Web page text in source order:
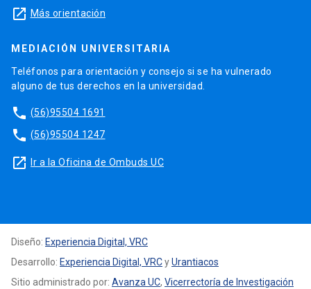
launch Más orientación
MEDIACIÓN UNIVERSITARIA
Teléfonos para orientación y consejo si se ha vulnerado
alguno de tus derechos en la universidad.
phone (56)95504 1691
phone (56)95504 1247
launch Ir a la Oficina de Ombuds UC
Diseño: Experiencia Digital, VRC
Desarrollo: Experiencia Digital, VRCyUrantiacos
Sitio administrado por: Avanza UC, Vicerrectoría de Investigación